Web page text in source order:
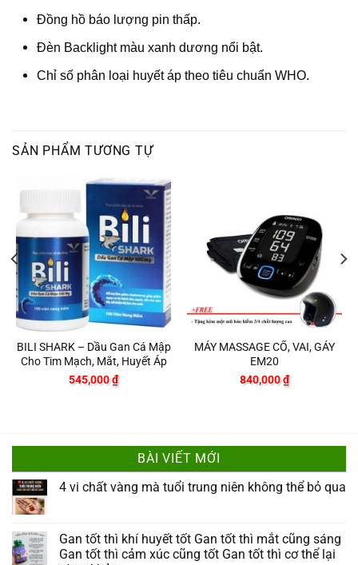
Đồng hồ báo lượng pin thấp.
Đèn Backlight màu xanh dương nổi bật.
Chỉ số phân loại huyết áp theo tiêu chuẩn WHO.
SẢN PHẨM TƯƠNG TỰ
BILI SHARK – Dầu Gan Cá Mập
Cho Tim Mạch, Mắt, Huyết Áp
545,000₫
MÁY MASSAGE CỔ, VAI, GÁY
EM20
840,000₫
BÀI VIẾT MỚI
4 vi chất vàng mà tuổi trung niên không thể bỏ qua
Gan tốt thì khí huyết tốt Gan tốt thì mắt cũng sáng
Gan tốt thì cảm xúc cũng tốt Gan tốt thì cơ thể lại